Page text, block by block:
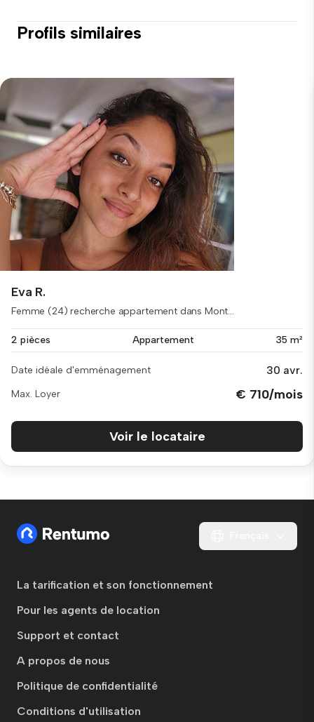
Profils similaires
Eva R.
Femme (24) recherche appartement dans Mont...
2 pièces Appartement 35 m²
Date idéale d'emménagement 30 avr.
Max. Loyer € 710/mois
Voir le locataire
La tarification et son fonctionnement
Pour les agents de location
Support et contact
A propos de nous
Politique de confidentialité
Conditions d'utilisation